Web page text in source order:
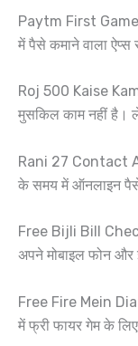
Paytm First Game
में पैसे कमाने वाला
Roj 500 Kaise
मुसकिल काम नहीं है।
Rani 27 Contact
के समय में ऑनलाइन
Free Bijli Bill
अपने मोबाइल फोन और
Free Fire Mein
में फ्री फायर गेम के